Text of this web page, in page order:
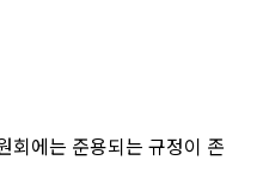
회에는 준용되는 규정이 존